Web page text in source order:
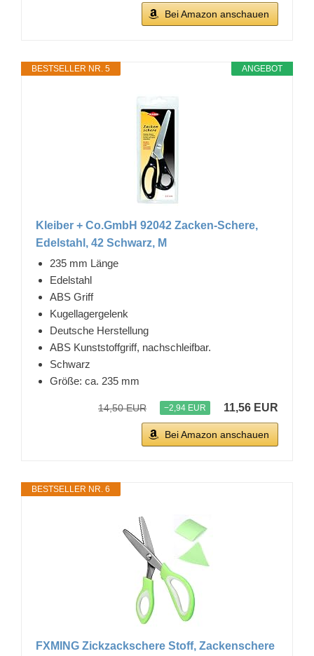
Bei Amazon anschauen
ANGEBOT
BESTSELLER NR. 5
Kleiber + Co.GmbH 92042 Zacken-Schere,
Edelstahl, 42 Schwarz, M
235 mm Länge
Edelstahl
ABS Griff
Kugellagergelenk
Deutsche Herstellung
ABS Kunststoffgriff, nachschleifbar.
Schwarz
Größe: ca. 235 mm
14,50 EUR −2,94 EUR 11,56 EUR
Bei Amazon anschauen
BESTSELLER NR. 6
FXMING Zickzackschere Stoff, Zackenschere